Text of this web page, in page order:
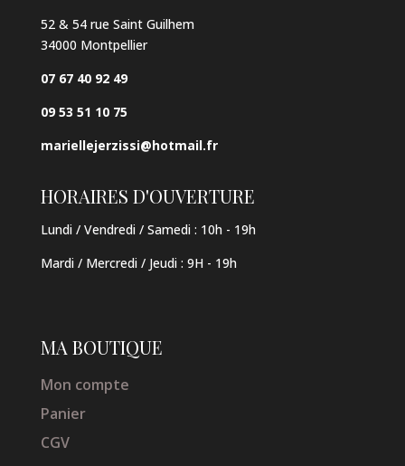
52 & 54 rue Saint Guilhem
34000 Montpellier
07 67 40 92 49
09 53 51 10 75
mariellejerzissi@hotmail.fr
HORAIRES D'OUVERTURE
Lundi / Vendredi / Samedi : 10h - 19h
Mardi / Mercredi / Jeudi : 9H - 19h
MA BOUTIQUE
Mon compte
Panier
CGV